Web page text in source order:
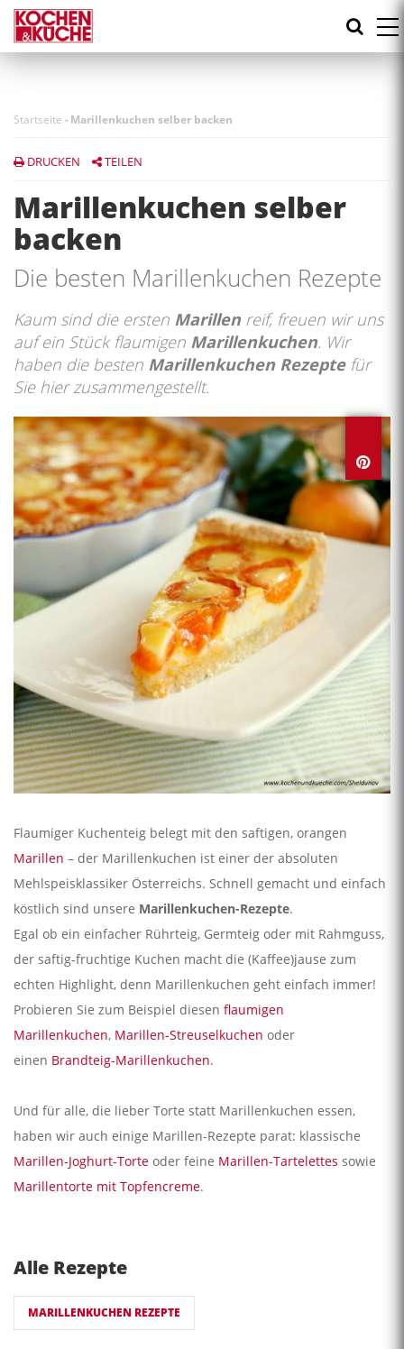
Direkt
zum
Inhalt
Startseite -Marillenkuchen selber backen
DRUCKEN TEILEN
Marillenkuchen selber
backen
Die besten Marillenkuchen Rezepte
Kaum sind die ersten Marillenreif, freuen wir uns
auf ein Stück flaumigen Marillenkuchen. Wir
haben die besten Marillenkuchen Rezeptefür
Sie hier zusammengestellt.
Flaumiger Kuchenteig belegt mit den saftigen, orangen
Marillen – der Marillenkuchen ist einer der absoluten
Mehlspeisklassiker Österreichs. Schnell gemacht und einfach
köstlich sind unsere Marillenkuchen-Rezepte.
Egal ob ein einfacher Rührteig, Germteig oder mit Rahmguss,
der saftig-fruchtige Kuchen macht die (Kaffee)jause zum
echten Highlight, denn Marillenkuchen geht einfach immer!
Probieren Sie zum Beispiel diesen flaumigen
Marillenkuchen, Marillen-Streuselkuchen oder
einen Brandteig-Marillenkuchen.
Und für alle, die lieber Torte statt Marillenkuchen essen,
haben wir auch einige Marillen-Rezepte parat: klassische
Marillen-Joghurt-Torte oder feine Marillen-Tartelettes sowie
Marillentorte mit Topfencreme.
Alle Rezepte
MARILLENKUCHEN REZEPTE